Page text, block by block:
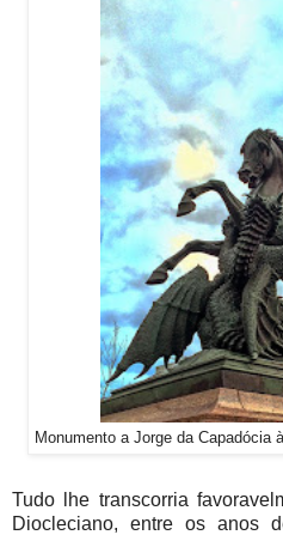
Monumento a Jorge da Capadócia
Tudo lhe transcorria
Diocleciano, entre os anos